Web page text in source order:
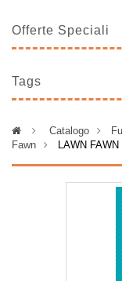
Offerte Speciali
Tags
> Catalogo >
Fawn
> LAWN